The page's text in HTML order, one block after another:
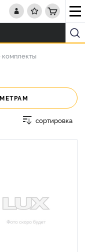
комплекты
сортировка